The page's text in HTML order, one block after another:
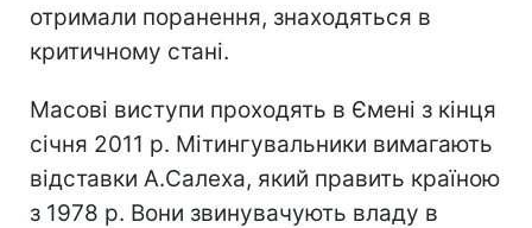
отримали поранення, знаходяться в
критичному стані.
Масові виступи проходять в Ємені з кінця
січня 2011 р. Мітингувальники вимагають
відставки А.Салеха, який править країною
з 1978 р. Вони звинувачують владу в